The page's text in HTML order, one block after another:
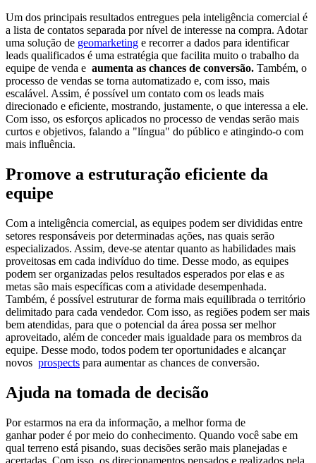
Um dos principais resultados entregues pela inteligência comercial é
a lista de contatos separada por nível de interesse na compra. Adotar
uma solução de geomarketing e recorrer a dados para identificar
leads qualificados é uma estratégia que facilita muito o trabalho da
equipe de venda e aumenta as chances de conversão. Também, o
processo de vendas se torna automatizado e, com isso, mais
escalável. Assim, é possível um contato com os leads mais
direcionado e eficiente, mostrando, justamente, o que interessa a ele.
Com isso, os esforços aplicados no processo de vendas serão mais
curtos e objetivos, falando a "língua" do público e atingindo-o com
mais influência.
Promove a estruturação eficiente da
equipe
Com a inteligência comercial, as equipes podem ser divididas entre
setores responsáveis por determinadas ações, nas quais serão
especializados. Assim, deve-se atentar quanto as habilidades mais
proveitosas em cada indivíduo do time. Desse modo, as equipes
podem ser organizadas pelos resultados esperados por elas e as
metas são mais específicas com a atividade desempenhada.
Também, é possível estruturar de forma mais equilibrada o território
delimitado para cada vendedor. Com isso, as regiões podem ser mais
bem atendidas, para que o potencial da área possa ser melhor
aproveitado, além de conceder mais igualdade para os membros da
equipe. Desse modo, todos podem ter oportunidades e alcançar
novos prospects para aumentar as chances de conversão.
Ajuda na tomada de decisão
Por estarmos na era da informação, a melhor forma de
ganhar poder é por meio do conhecimento. Quando você sabe em
qual terreno está pisando, suas decisões serão mais planejadas e
acertadas. Com isso, os direcionamentos pensados e realizados pela